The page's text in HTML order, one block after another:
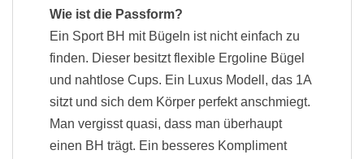
Wie ist die Passform?
Ein Sport BH mit Bügeln ist nicht einfach zu
finden. Dieser besitzt flexible Ergoline Bügel
und nahtlose Cups. Ein Luxus Modell, das 1A
sitzt und sich dem Körper perfekt anschmiegt.
Man vergisst quasi, dass man überhaupt
einen BH trägt. Ein besseres Kompliment